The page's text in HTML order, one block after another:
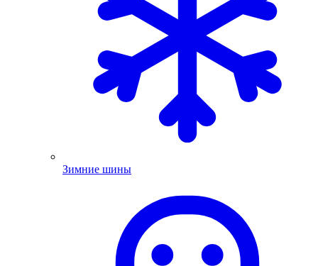
Зимние шины